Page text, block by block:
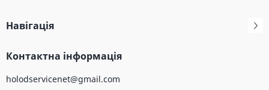
Навігація
Контактна інформація
holodservicenet@gmail.com